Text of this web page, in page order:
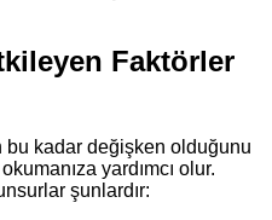
Faktörler
bu kadar değişken olduğunu
yardımcı olur.
şunlardır: